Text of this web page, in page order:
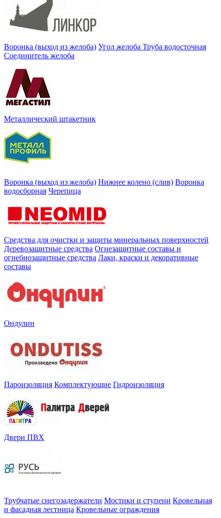
Воронка (выход из желоба) Угол желоба Труба водосточная
Соединитель желоба
Металлический штакетник
Воронка (выход из желоба) Нижнее колено (слив) Воронка
водосборная Черепица
Средства для очистки и защиты минеральных поверхностей
Деревозащитные средства Огнезащитные составы и
огнебиозащитные средства Лаки, краски и декоративные
составы
Ондулин
Пароизоляция Комплектующие Гидроизоляция
Двери ПВХ
Трубчатые снегозадержатели Мостики и ступени Кровельная
и фасадная лестница Кровельные ограждения